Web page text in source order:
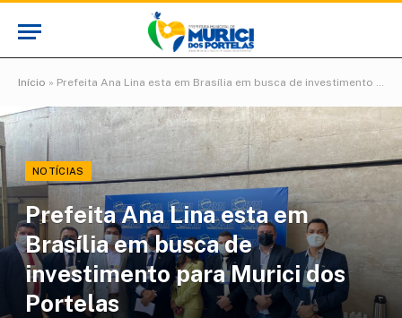
Início » Prefeita Ana Lina esta em Brasília em busca de investimento para Murici dos Portelas
NOTÍCIAS
Prefeita Ana Lina esta em
Brasília em busca de
investimento para Murici dos
Portelas